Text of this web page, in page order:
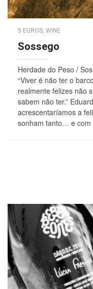
5 EUROS WINE
Sossego
Herdade do Peso /
“Viver é não ter o
realmente felizes não
sabem não ter.”
acrescentaríamos a
sonham tanto… e